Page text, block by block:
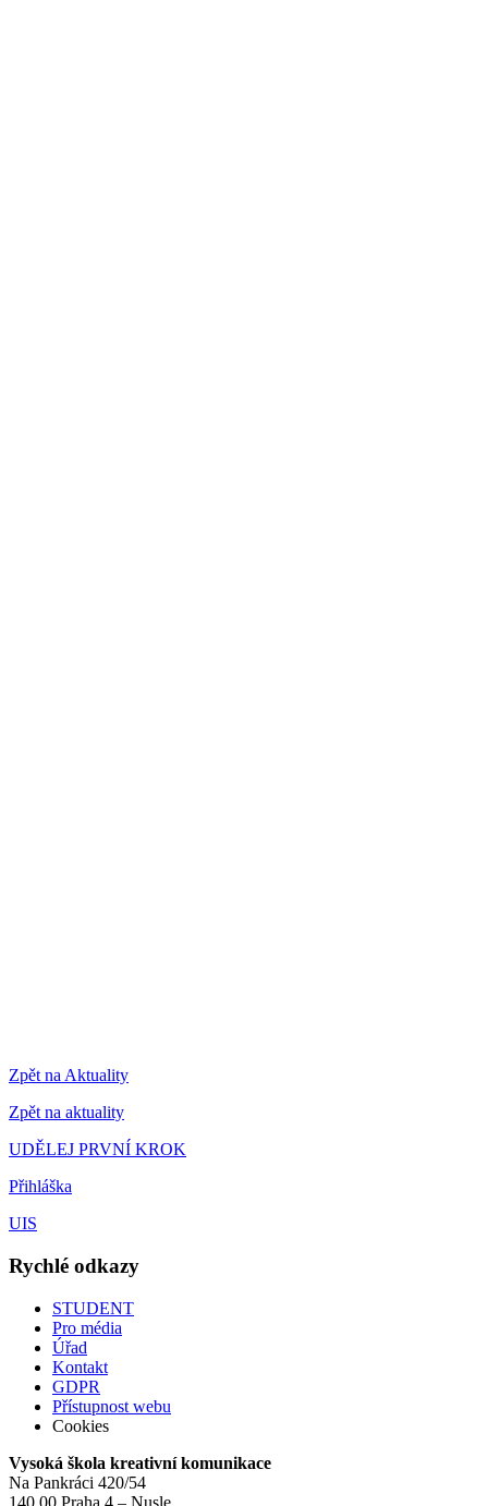
Zpět na Aktuality
Zpět na aktuality
UDĚLEJ PRVNÍ KROK
Přihláška
UIS
Rychlé odkazy
STUDENT
Pro média
Úřad
Kontakt
GDPR
Přístupnost webu
Cookies
Vysoká škola kreativní komunikace
Na Pankráci 420/54
140 00 Praha 4 – Nusle